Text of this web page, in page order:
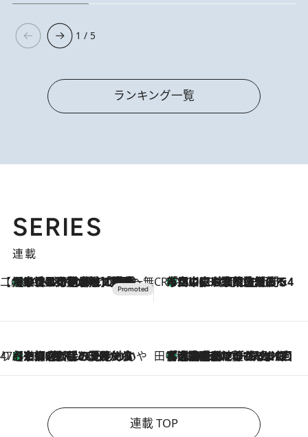
1 / 5
ランキング一覧
SERIES
連載
【CREA×星野リゾート】唯一無二。癒しと発見が待つ場所へ
2026.8.7
【トンボの足水浴】ヒノキの香りに包まれて涼感マックス！約13℃の湧水かけ流しを避暑地「星野温泉 トンボの湯」で体験 CREA'S CHOICE
2026.8.7
「立川にも歌舞伎があるんだよ」 片岡仁左衛門・市川中車ら豪華座組みで4年目の立川立飛歌舞伎へ
47都道府県の手みやげ ひんやりスイーツで夏を満喫
2026.8.7
【京都府】この夏絶対食べたい 冷やしておいしいおやつ3選 ひと口目から心を掴む新緑のテリーヌ 田中稲の勝手に再ブーム
2026.8.7
「湘南乃風に憧れて」観客大盛上がりの“タオル回し”に、ラッパー顔負けの高速歌唱まで…さだまさし（74）のアグレッシブすぎる現在地
連載 TOP